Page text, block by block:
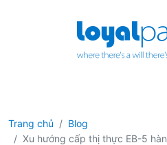
Trang chủ
Blog
Xu hướng cấp thị thực EB-5